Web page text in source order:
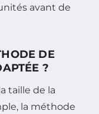
avant de
DE
?
taille de la
la méthode